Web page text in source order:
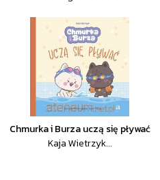
Chmurka i Burza uczą się pływać
Kaja Wietrzyk...